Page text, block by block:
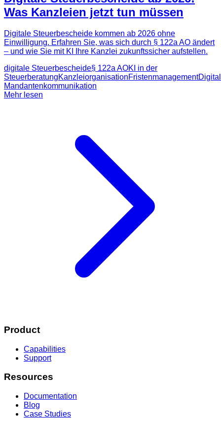
Was Kanzleien jetzt tun müssen
Digitale Steuerbescheide kommen ab 2026 ohne
Einwilligung. Erfahren Sie, was sich durch § 122a AO ändert
– und wie Sie mit KI Ihre Kanzlei zukunftssicher aufstellen.
digitale Steuerbescheide§ 122a AOKI in der
SteuerberatungKanzleiorganisationFristenmanagement
Mandantenkommunikation
Mehr lesen
Product
Capabilities
Support
Resources
Documentation
Blog
Case Studies